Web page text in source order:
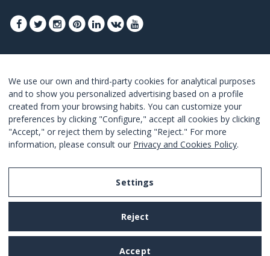
ZU ERHALTEN
ANMELDEN
I Agree with the terms and conditions
We use our own and third-party cookies for analytical purposes
and to show you personalized advertising based on a profile
created from your browsing habits. You can customize your
preferences by clicking "Configure," accept all cookies by clicking
"Accept," or reject them by selecting "Reject." For more
information, please consult our Privacy and Cookies Policy.
Settings
Reject
Accept
Legal Notice
Privacy and Cookies Policy
Terms and Conditions of Use